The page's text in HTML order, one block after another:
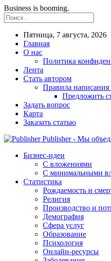
Business is booming.
Пятница, 7 августа, 2026
Главная
О нас
Политика
Лента
Стать автором
Правила написания
Предложить
Задать вопрос
Карта
Заказать статью
Publisher - Мы
Бизнес-идеи
С вложениями
С минимальными
Статистика
Рождаемость и
Религия
Производство и
Демография
Сфера услуг
Образование
Психология
Онлайн-ресурсы